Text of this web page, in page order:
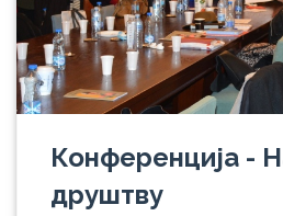
Конференција -
друштву